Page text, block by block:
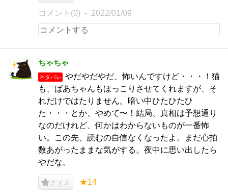
コメント(0) 2022/01/09
ちゃちゃ
ネタバレ
やだやだやだ、怖いんですけど・・・！猫
も、ばあちゃんもほっこりさせてくれますが、そ
れだけではたりません。暗い中ひたひたひ
た・・・とか、やめて〜！結局、真相は予想通り
なのだけれど、何かはわからないものが一番怖
い。この先、読むの自信なくなったよ。まだ心拍
数あがったままな気がする。夜中に思い出したら
やだな。
ナイス ★14